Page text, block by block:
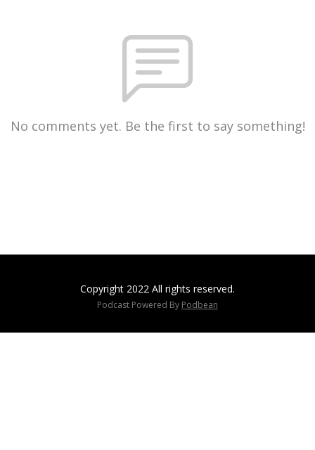
No comments yet. Be the first to say something!
Copyright 2022 All rights reserved.
Podcast Powered By Podbean